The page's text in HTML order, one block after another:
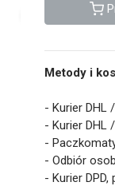
Metody i
- Kurier DHL
- Kurier DHL
-
- Odbiór
- Kurier DPD,